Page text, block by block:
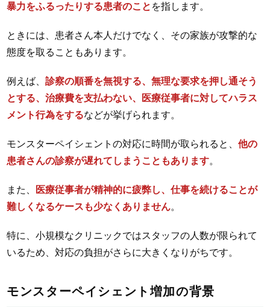
暴力をふるったりする患者のこと を指します。
ときには、患者さん本人だけでなく、その家族が攻撃的な
態度を取ることもあります。
例えば、診察の順番を無視する、無理な要求を押し通そう
とする、治療費を支払わない、医療従事者に対してハラス
メント行為をするなどが挙げられます。
モンスターペイシェントの対応に時間が取られると、他の
患者さんの診察が遅れてしまうこともあります。
また、
医療従事者が精神的に疲弊し、仕事を続けることが
難しくなるケースも少なくありません。
特に、小規模なクリニックではスタッフの人数が限られて
いるため、対応の負担がさらに大きくなりがちです。
モンスターペイシェント増加の背景